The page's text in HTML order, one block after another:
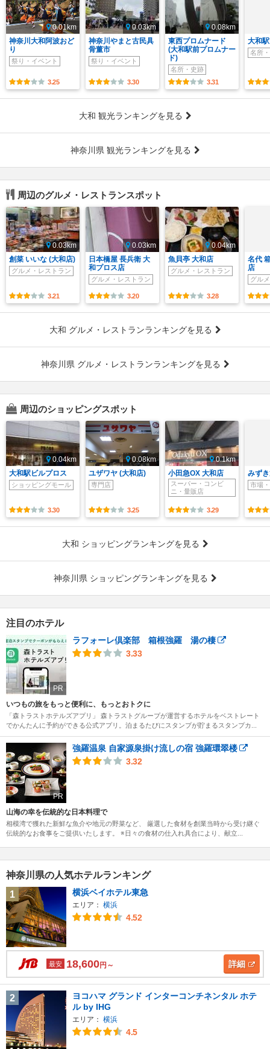
0.01km
神奈川大和阿波おど
り
祭り・イベント
3.25
0.03km
神奈川やまと古民具
骨董市
祭り・イベント
3.30
0.08km
東西プロムナード
(大和駅前プロムナー
ド)
名所・史跡
3.31
大和
名所
大和 観光ランキングを見る
神奈川県 観光ランキングを見る
周辺のグルメ・レストランスポット
0.03km
創菜 いいな (大和店)
グルメ・レストラン
3.21
0.03km
日本橋屋 長兵衛 大
和プロス店
グルメ・レストラン
3.20
0.04km
魚貝亭 大和店
グルメ・レストラン
3.28
名代
店
グル
大和 グルメ・レストランランキングを見る
神奈川県 グルメ・レストランランキングを見る
周辺のショッピングスポット
0.04km
大和駅ビルプロス
ショッピングモール
3.30
0.08km
ユザワヤ (大和店)
専門店
3.25
0.1km
小田急OX 大和店
スーパー・コンビ
ニ・量販店
3.29
みず
市場
大和 ショッピングランキングを見る
神奈川県 ショッピングランキングを見る
注目のホテル
PR
ラフォーレ倶楽部 箱根強羅 湯の棲
3.33
いつもの旅をもっと便利に、もっとおトクに
「森トラストホテルズアプリ」 森トラストグループが運営するホテルをベストレート
でかんたんに予約ができる公式アプリ。泊まるたびにスタンプが貯まるスタンプカ...
PR
強羅温泉 自家源泉掛け流しの宿 強羅環翠楼
3.32
山海の幸を伝統的な日本料理で
相模湾で獲れた新鮮な魚介や地元の野菜など、 厳選した食材を創業当時から受け継ぐ
伝統的なお食事をご提供いたします。 ※日々の食材の仕入れ具合により、献立...
神奈川県の人気ホテルランキング
1
横浜ベイホテル東急
エリア： 横浜
4.52
最安 18,600円～ 詳細
2
ヨコハマ グランド インターコンチネンタル ホテ
ル by IHG
エリア： 横浜
4.5